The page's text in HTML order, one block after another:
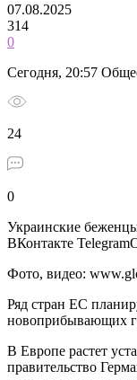
07.08.2025
314
0
Сегодня, 20:57
24
0
Украинские
ВКонтакте
Фото, видео:
Ряд стран ЕС
новоприбывающих
В Европе растет
правительство